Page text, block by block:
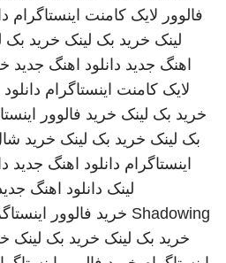
فالوور لایک کامنت اینستاگرام
لینک خرید بک لینک خرید بک
اهنگ جدید دانلود اهنگ جدید
لایک کامنت اینستاگرام
خرید بک لینک خرید فالوور
بک لینک خرید بک لینک خرید
اینستاگرام دانلود اهنگ جدید
لینک دانلود اهنگ
Shadowing خرید فالوور
خرید بک لینک خرید بک لینک